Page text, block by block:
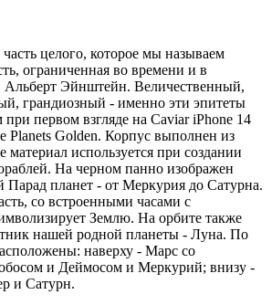
целого, которое мы называем
ограниченная во времени и в
Альберт Эйнштейн. Величественный,
грандиозный - именно эти эпитеты
при первом взгляде на Caviar iPhone 14
Planets Golden. Корпус выполнен из
материал используется при создании
На черном панно изображен
Парад планет - от Меркурия до Сатурна.
со встроенными часами с
Землю. На орбите также
нашей родной планеты - Луна. По
наверху - Марс со
и Деймосом и Меркурий; внизу -
и Сатурн.